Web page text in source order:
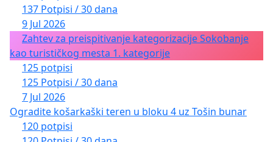
137 Potpisi / 30 dana
9 Jul 2026
Zahtev za preispitivanje kategorizacije Sokobanje
kao turističkog mesta 1. kategorije
125 potpisi
125 Potpisi / 30 dana
7 Jul 2026
Ogradite košarkaški teren u bloku 4 uz Tošin bunar
120 potpisi